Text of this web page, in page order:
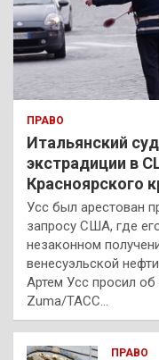
ПРАВО
Итальянский
экстрадиции в
Красноярского
Усс был арестован
запросу США, где
незаконном
венесуэльской
Артем Усс просил
Zuma/ТАСС…
ПРАВО